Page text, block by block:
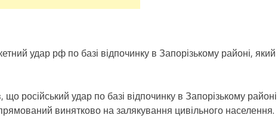
удар рф по базі відпочинку в Запорізькому районі, який
російський удар по базі відпочинку в Запорізькому районі
винятково на залякування цивільного населення.